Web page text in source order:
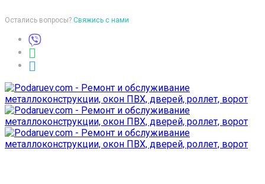
Остались вопросы? Свяжись с нами